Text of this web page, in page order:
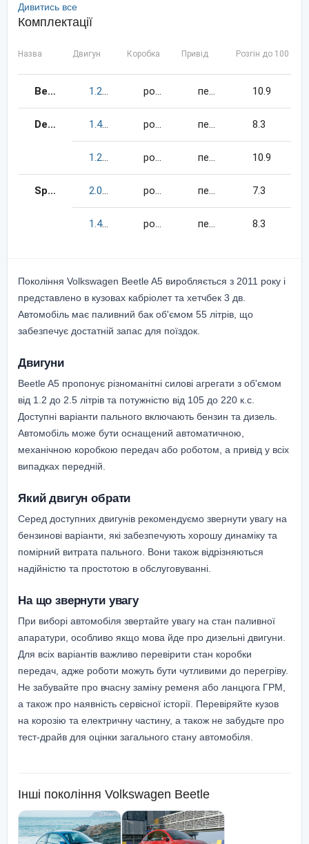
Дивитись все
Комплектації
Назва Двигун Коробка Привід Розгін до 100 км/
Beetle 1.2105 бензин
робот передній 10.9
Design 1.4160 бензин
робот передній 8.3
1.2105 бензин
робот передній 10.9
Sport 2.0210 бензин
робот передній 7.3
1.4160 бензин
робот передній 8.3
Покоління Volkswagen Beetle A5 виробляється з 2011 року і
представлено в кузовах кабріолет та хетчбек 3 дв.
Автомобіль має паливний бак об'ємом 55 літрів, що
забезпечує достатній запас для поїздок.
Двигуни
Beetle A5 пропонує різноманітні силові агрегати з об'ємом
від 1.2 до 2.5 літрів та потужністю від 105 до 220 к.с.
Доступні варіанти пального включають бензин та дизель.
Автомобіль може бути оснащений автоматичною,
механічною коробкою передач або роботом, а привід у всіх
випадках передній.
Який двигун обрати
Серед доступних двигунів рекомендуємо звернути увагу на
бензинові варіанти, які забезпечують хорошу динаміку та
помірний витрата пального. Вони також відрізняються
надійністю та простотою в обслуговуванні.
На що звернути увагу
При виборі автомобіля звертайте увагу на стан паливної
апаратури, особливо якщо мова йде про дизельні двигуни.
Для всіх варіантів важливо перевірити стан коробки
передач, адже роботи можуть бути чутливими до перегріву.
Не забувайте про вчасну заміну ременя або ланцюга ГРМ,
а також про наявність сервісної історії. Перевіряйте кузов
на корозію та електричну частину, а також не забудьте про
тест-драйв для оцінки загального стану автомобіля.
Інші покоління Volkswagen Beetle